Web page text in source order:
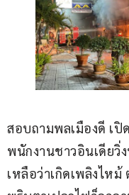
สอบถามพลเมืองดี เปิ
พนักงานชาวอินเดียวิ่
เหลือว่าเกิดเพลิงไห